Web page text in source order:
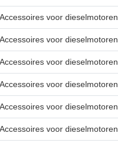
Accessoires voor dieselmotoren
Accessoires voor dieselmotoren
Accessoires voor dieselmotoren
Accessoires voor dieselmotoren
Accessoires voor dieselmotoren
Accessoires voor dieselmotoren